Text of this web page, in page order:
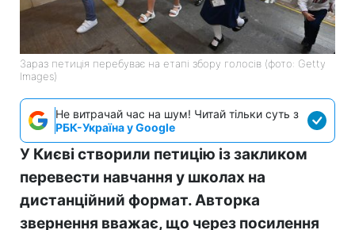
Зараз петиція перебуває на етапі збору голосів (фото: Getty
Images)
Не витрачай час на шум! Читай тільки суть з
РБК-Україна у Google
У Києві створили петицію із закликом
перевести навчання у школах на
дистанційний формат. Авторка
звернення вважає, що через посилення